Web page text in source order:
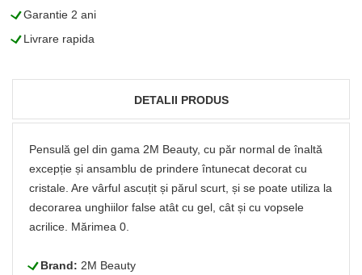
LGarantie 2 ani
LLivrare rapida
DETALII PRODUS
Pensulă gel din gama 2M Beauty, cu păr normal de înaltă
excepție și ansamblu de prindere întunecat decorat cu
cristale. Are vârful ascuțit și părul scurt, și se poate utiliza la
decorarea unghiilor false atât cu gel, cât și cu vopsele
acrilice. Mărimea 0.
LBrand: 2M Beauty